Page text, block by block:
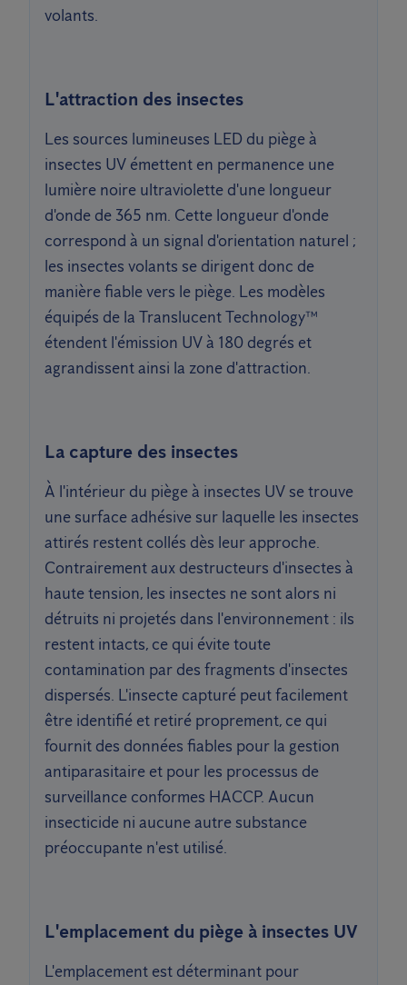
volants.
L'attraction des insectes
Les sources lumineuses LED du piège à
insectes UV émettent en permanence une
lumière noire ultraviolette d'une longueur
d'onde de 365 nm. Cette longueur d'onde
correspond à un signal d'orientation naturel ;
les insectes volants se dirigent donc de
manière fiable vers le piège. Les modèles
équipés de la Translucent Technology™
étendent l'émission UV à 180 degrés et
agrandissent ainsi la zone d'attraction.
La capture des insectes
À l'intérieur du piège à insectes UV se trouve
une surface adhésive sur laquelle les insectes
attirés restent collés dès leur approche.
Contrairement aux destructeurs d'insectes à
haute tension, les insectes ne sont alors ni
détruits ni projetés dans l'environnement : ils
restent intacts, ce qui évite toute
contamination par des fragments d'insectes
dispersés. L'insecte capturé peut facilement
être identifié et retiré proprement, ce qui
fournit des données fiables pour la gestion
antiparasitaire et pour les processus de
surveillance conformes HACCP. Aucun
insecticide ni aucune autre substance
préoccupante n'est utilisé.
L'emplacement du piège à insectes UV
L'emplacement est déterminant pour